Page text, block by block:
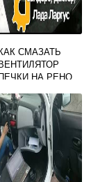
СМАЗАТЬ
НА РЕНО